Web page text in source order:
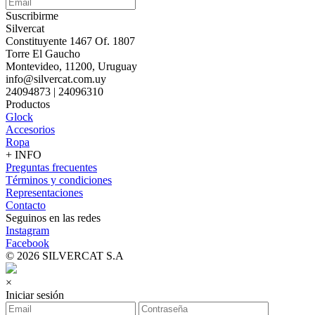
Suscribirme
Silvercat
Constituyente 1467 Of. 1807
Torre El Gaucho
Montevideo, 11200, Uruguay
info@silvercat.com.uy
24094873 | 24096310
Productos
Glock
Accesorios
Ropa
+ INFO
Preguntas frecuentes
Términos y condiciones
Representaciones
Contacto
Seguinos en las redes
Instagram
Facebook
© 2026 SILVERCAT S.A
×
Iniciar sesión